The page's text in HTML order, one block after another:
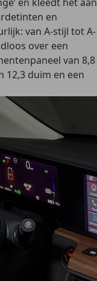
en
van A-stijl tot A-
over een
van 8,8
12,3 duim en een